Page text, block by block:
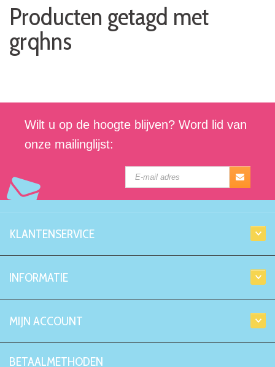
Producten getagd met
grqhns
Wilt u op de hoogte blijven? Word lid van
onze mailinglijst:
KLANTENSERVICE
INFORMATIE
MIJN ACCOUNT
BETAALMETHODEN